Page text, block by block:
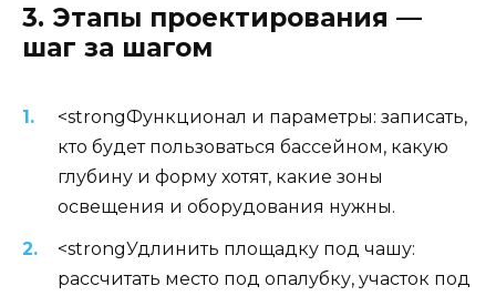
3. Этапы проектирования —
шаг за шагом
<strongФункционал и параметры: записать,
кто будет пользоваться бассейном, какую
глубину и форму хотят, какие зоны
освещения и оборудования нужны.
<strongУдлинить площадку под чашу:
рассчитать место под опалубку, участок под